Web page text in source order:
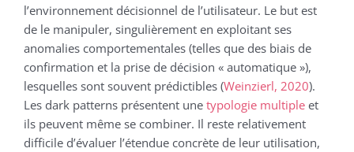
l’environnement décisionnel de l’utilisateur. Le but est
de le manipuler, singulièrement en exploitant ses
anomalies comportementales (telles que des biais de
confirmation et la prise de décision « automatique »),
lesquelles sont souvent prédictibles (Weinzierl, 2020).
Les dark patterns présentent une typologie multipleet
ils peuvent même se combiner. Il reste relativement
difficile d’évaluer l’étendue concrète de leur utilisation,